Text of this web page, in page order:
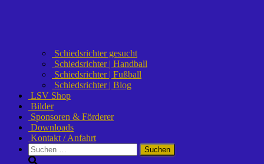
Schiedsrichter gesucht
Schiedsrichter | Handball
Schiedsrichter | Fußball
Schiedsrichter | Blog
LSV Shop
Bilder
Sponsoren & Förderer
Downloads
Kontakt / Anfahrt
Suchen
nach: